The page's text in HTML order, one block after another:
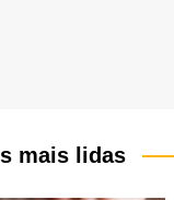
mais lidas